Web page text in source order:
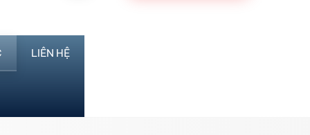
LIÊN HỆ